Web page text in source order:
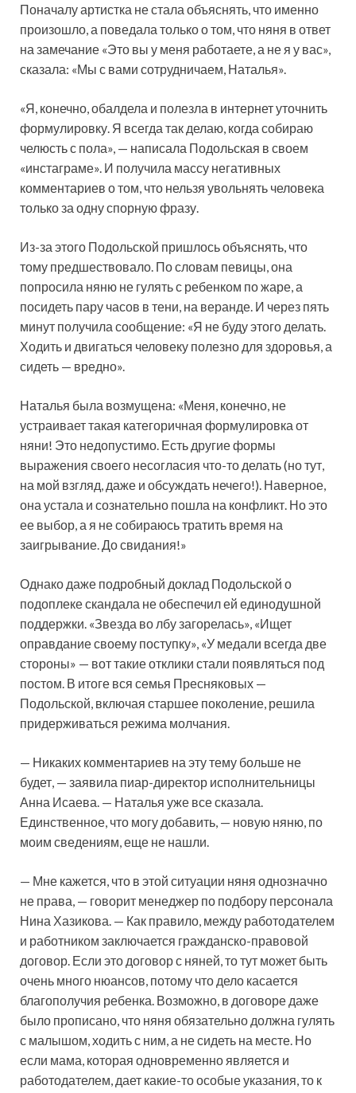
Поначалу артистка не стала объяснять, что именно
произошло, а поведала только о том, что няня в ответ
на замечание «Это вы у меня работаете, а не я у вас»,
сказала: «Мы с вами сотрудничаем, Наталья».
«Я, конечно, обалдела и полезла в интернет уточнить
формулировку. Я всегда так делаю, когда собираю
челюсть с пола», — написала Подольская в своем
«инстаграме». И получила массу негативных
комментариев о том, что нельзя увольнять человека
только за одну спорную фразу.
Из-за этого Подольской пришлось объяснять, что
тому предшествовало. По словам певицы, она
попросила няню не гулять с ребенком по жаре, а
посидеть пару часов в тени, на веранде. И через пять
минут получила сообщение: «Я не буду этого делать.
Ходить и двигаться человеку полезно для здоровья, а
сидеть — вредно».
Наталья была возмущена: «Меня, конечно, не
устраивает такая категоричная формулировка от
няни! Это недопустимо. Есть другие формы
выражения своего несогласия что-то делать (но тут,
на мой взгляд, даже и обсуждать нечего!). Наверное,
она устала и сознательно пошла на конфликт. Но это
ее выбор, а я не собираюсь тратить время на
заигрывание. До свидания!»
Однако даже подробный доклад Подольской о
подоплеке скандала не обеспечил ей единодушной
поддержки. «Звезда во лбу загорелась», «Ищет
оправдание своему поступку», «У медали всегда две
стороны» — вот такие отклики стали появляться под
постом. В итоге вся семья Пресняковых —
Подольской, включая старшее поколение, решила
придерживаться режима молчания.
— Никаких комментариев на эту тему больше не
будет, — заявила пиар-директор исполнительницы
Анна Исаева. — Наталья уже все сказала.
Единственное, что могу добавить, — новую няню, по
моим сведениям, еще не нашли.
— Мне кажется, что в этой ситуации няня однозначно
не права, — говорит менеджер по подбору персонала
Нина Хазикова. — Как правило, между работодателем
и работником заключается гражданско-правовой
договор. Если это договор с няней, то тут может быть
очень много нюансов, потому что дело касается
благополучия ребенка. Возможно, в договоре даже
было прописано, что няня обязательно должна гулять
с малышом, ходить с ним, а не сидеть на месте. Но
если мама, которая одновременно является и
работодателем, дает какие-то особые указания, то к